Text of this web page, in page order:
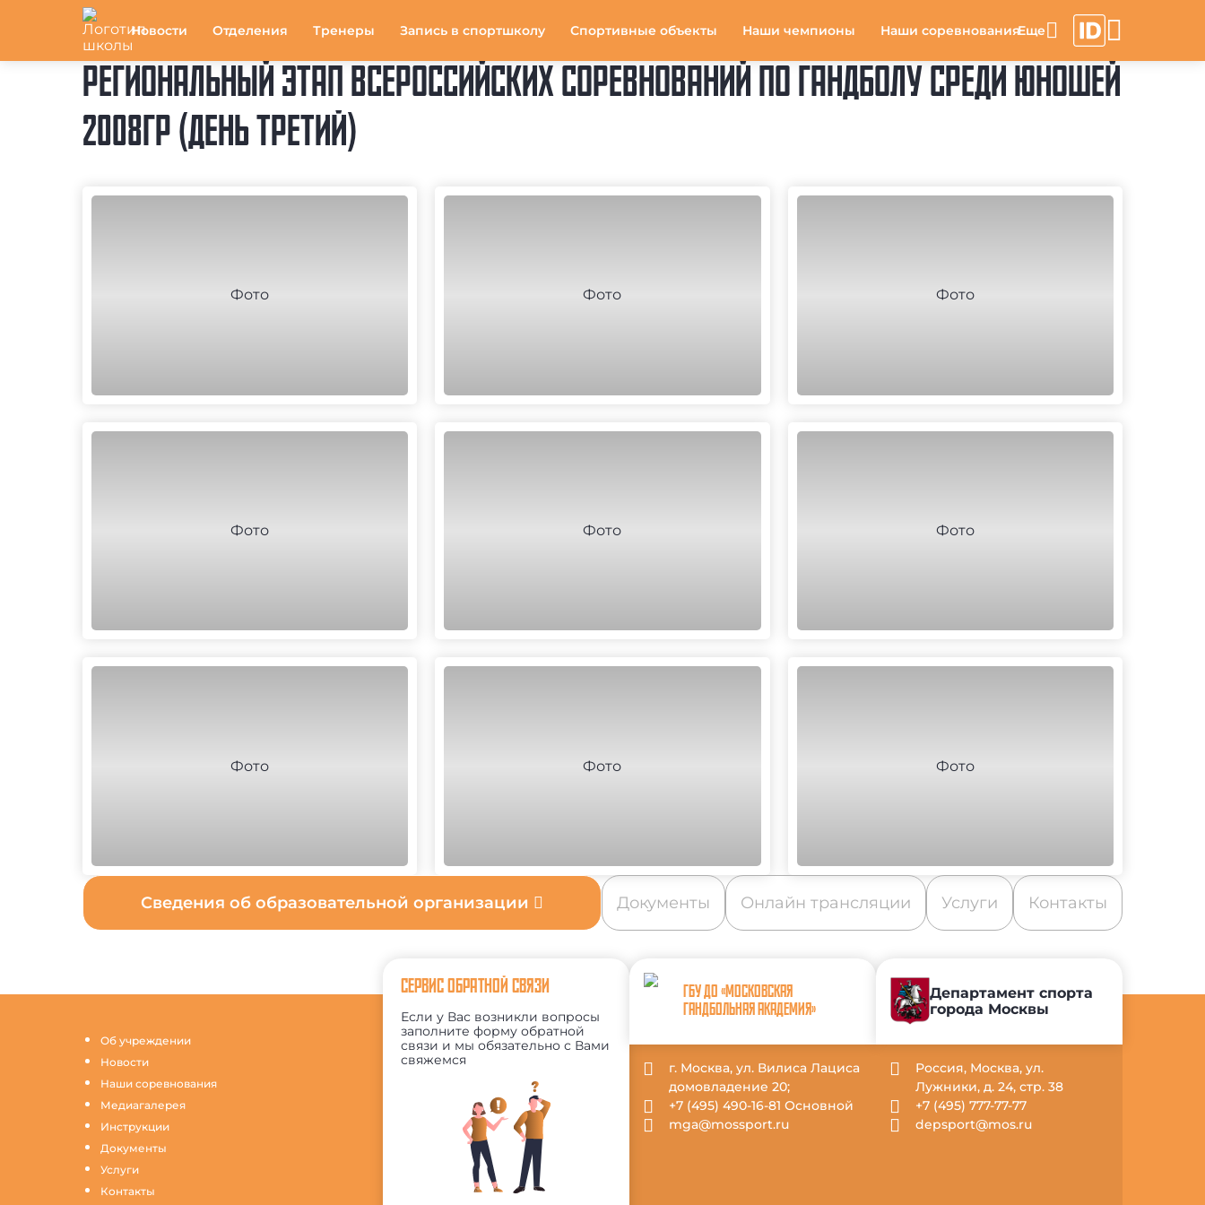
Новости Отделения Тренеры Запись в спортшколу Спортивные объекты Наши чемпионы Наши соревнования
РЕГИОНАЛЬНЫЙ ЭТАП ВСЕРОССИЙСКИХ СОРЕВНОВАНИЙ ПО ГАНДБОЛУ СРЕДИ ЮНОШЕЙ
2008ГР (ДЕНЬ ТРЕТИЙ)
Сведения об образовательной организации Документы Онлайн трансляции Услуги Контакты
Об учреждении
Новости
Наши соревнования
Медиагалерея
Инструкции
Документы
Услуги
Контакты
СЕРВИС ОБРАТНОЙ СВЯЗИ
Если у Вас возникли вопросы
заполните форму обратной
связи и мы обязательно с Вами
свяжемся
ГБУ ДО «МОСКОВСКАЯ
ГАНДБОЛЬНАЯ АКАДЕМИЯ»
г. Москва, ул. Вилиса Лациса
домовладение 20;
+7 (495) 490-16-81 Основной
mga@mossport.ru
Департамент спорта
города Москвы
Россия, Москва, ул.
Лужники, д. 24, стр. 38
+7 (495) 777-77-77
depsport@mos.ru